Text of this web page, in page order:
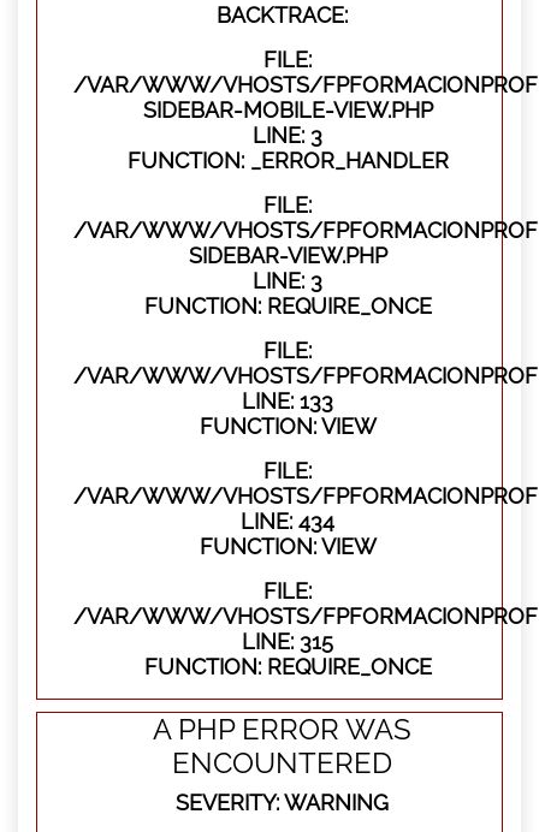
BACKTRACE:
FILE:
/VAR/WWW/VHOSTS/
SIDEBAR-MOBILE-VIEW.PHP
LINE: 3
FUNCTION: _ERROR_HANDLER
FILE:
/VAR/WWW/VHOSTS/
SIDEBAR-VIEW.PHP
LINE: 3
FUNCTION: REQUIRE_ONCE
FILE:
/VAR/WWW/VHOSTS/
LINE: 133
FUNCTION: VIEW
FILE:
/VAR/WWW/VHOSTS/
LINE: 434
FUNCTION: VIEW
FILE:
/VAR/WWW/VHOSTS/
LINE: 315
FUNCTION: REQUIRE_ONCE
A PHP ERROR WAS
ENCOUNTERED
SEVERITY: WARNING